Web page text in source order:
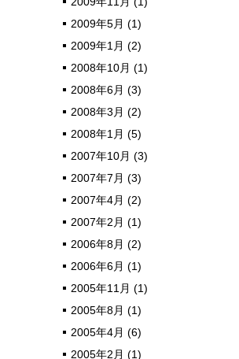
2009年5月 (1)
2009年1月 (2)
2008年10月 (1)
2008年6月 (3)
2008年3月 (2)
2008年1月 (5)
2007年10月 (3)
2007年7月 (3)
2007年4月 (2)
2007年2月 (1)
2006年8月 (2)
2006年6月 (1)
2005年11月 (1)
2005年8月 (1)
2005年4月 (6)
2005年2月 (1)